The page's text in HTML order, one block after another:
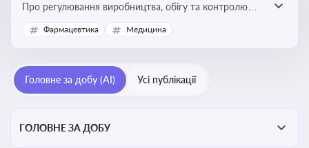
Про регулювання виробництва, обігу та контролю
лікарських засобів для легальної роботи компаній та
аптек, з дотриманням стандартів якості та безпеки
Фармацевтика Медицина
Головне за добу (AI) Усі публікації
ГОЛОВНЕ ЗА ДОБУ